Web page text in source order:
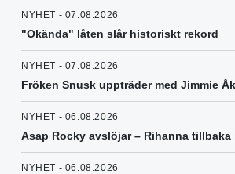
NYHET - 07.08.2026
"Okända" låten slår historiskt rekord
NYHET - 07.08.2026
Fröken Snusk uppträder med Jimmie
NYHET - 06.08.2026
Asap Rocky avslöjar – Rihanna
NYHET - 06.08.2026